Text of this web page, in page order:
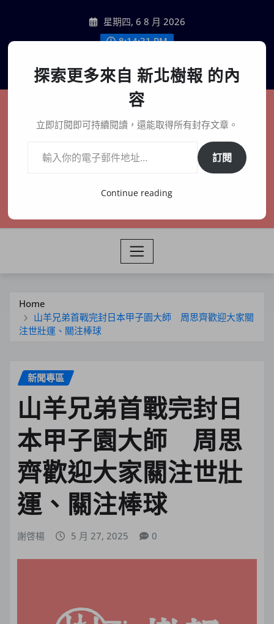
content
星期四, 6 8 月 2026
8:14:33 PM
聯絡我們
新北樹報
在地、記憶、連結、創生
Home
山羊兄弟首戰完封日本甲子園大師 周思齊歡迎大家關
注世壯運、關注棒球
新聞專區
山羊兄弟首戰完封日
本甲子園大師 周思
齊歡迎大家關注世壯
運、關注棒球
謝啓楊 5 月 27, 2025 0
探索更多來自 新北樹報 的內
容
立即訂閱即可持續閱讀，還能取得所有封存文章。
訂閱
Continue reading